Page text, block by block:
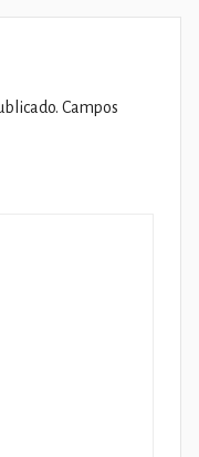
Campos